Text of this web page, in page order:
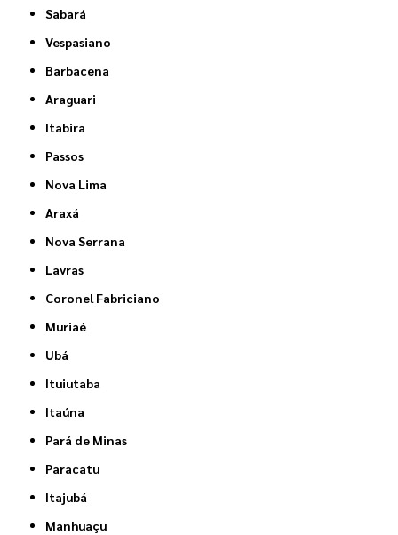
Sabará
Vespasiano
Barbacena
Araguari
Itabira
Passos
Nova Lima
Araxá
Nova Serrana
Lavras
Coronel Fabriciano
Muriaé
Ubá
Ituiutaba
Itaúna
Pará de Minas
Paracatu
Itajubá
Manhuaçu